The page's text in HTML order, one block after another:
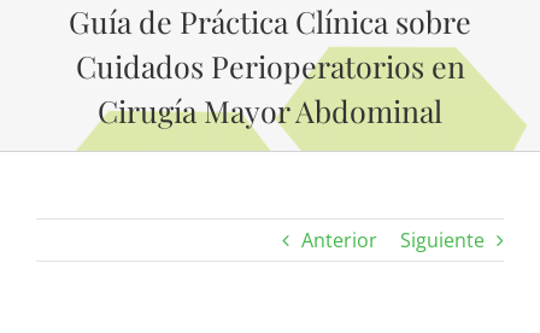
Guía de Práctica Clínica sobre
Cuidados Perioperatorios en
Cirugía Mayor Abdominal
Anterior Siguiente